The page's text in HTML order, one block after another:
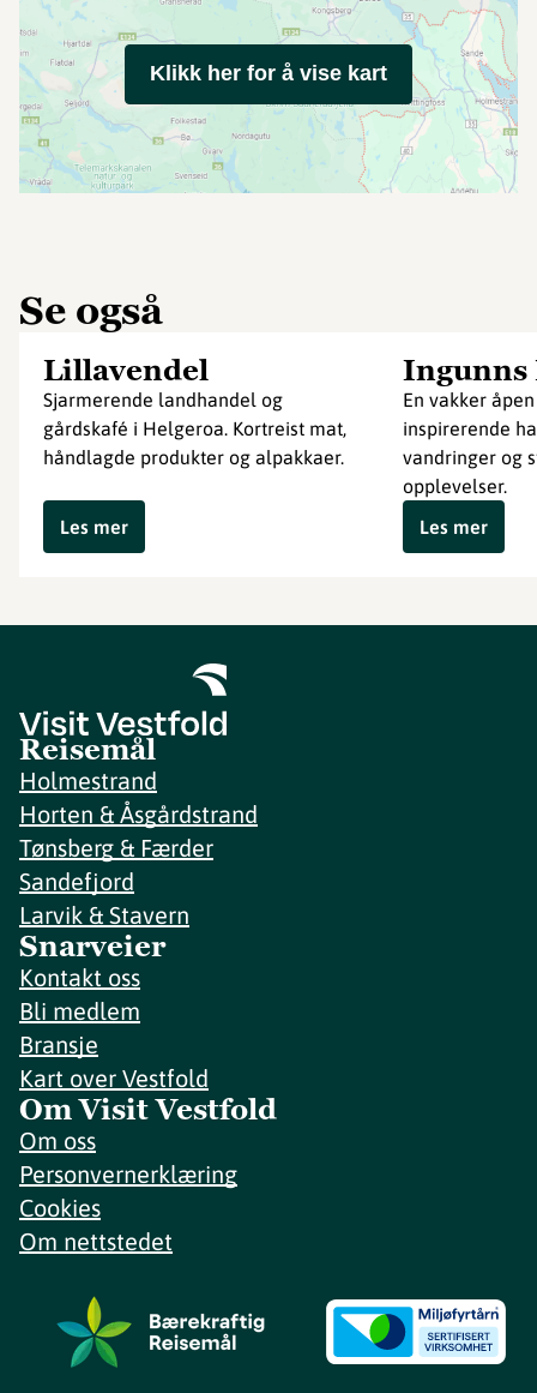
Klikk her for å vise kart
Se også
Lillavendel
Sjarmerende landhandel og
gårdskafé i Helgeroa. Kortreist mat,
håndlagde produkter og alpakkaer.
Les mer
Ingunns
En vakker
inspirerende
vandringer og
opplevelser.
Les mer
Reisemål
Holmestrand
Horten & Åsgårdstrand
Tønsberg & Færder
Sandefjord
Larvik & Stavern
Snarveier
Kontakt oss
Bli medlem
Bransje
Kart over Vestfold
Om Visit Vestfold
Om oss
Personvernerklæring
Cookies
Om nettstedet